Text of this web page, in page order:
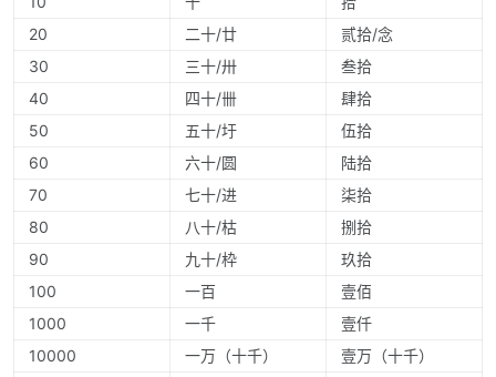
20
二十/廿
贰拾/念
30
三十/卅
叁拾
40
四十/卌
肆拾
50
五十/圩
伍拾
60
六十/圆
陆拾
70
七十/进
柒拾
80
八十/枯
捌拾
90
九十/枠
玖拾
100
一百
壹佰
1000
一千
壹仟
10000
一万（十千）
壹万（十千）